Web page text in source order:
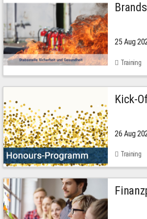
25 Aug
Training
Kick-
26 Aug
Training